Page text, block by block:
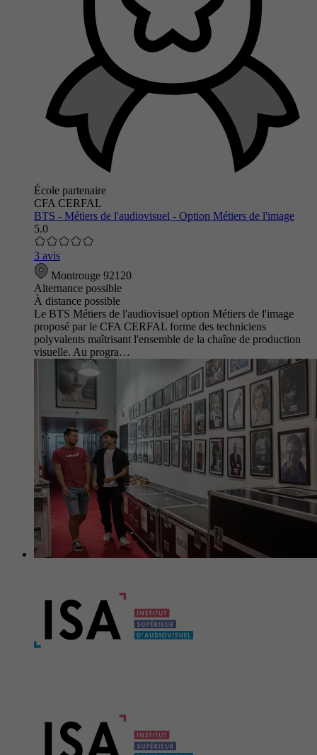
École partenaire
CFA CERFAL
BTS - Métiers de l'audiovisuel - Option Métiers de l'image
5.0
3 avis
Montrouge 92120
Alternance possible
À distance possible
Le BTS Métiers de l'audiovisuel option Métiers de l'image
proposé par le CFA CERFAL forme des techniciens
polyvalents maîtrisant l'ensemble de la chaîne de production
visuelle. Au progra…